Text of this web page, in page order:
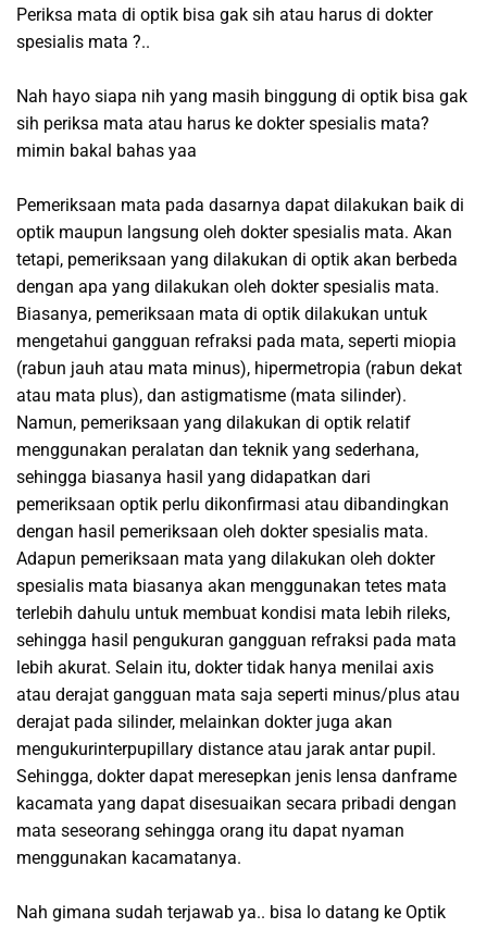
Periksa mata di optik bisa gak sih atau harus di dokter
spesialis mata ?..
Nah hayo siapa nih yang masih binggung di optik bisa gak
sih periksa mata atau harus ke dokter spesialis mata?
mimin bakal bahas yaa
Pemeriksaan mata pada dasarnya dapat dilakukan baik di
optik maupun langsung oleh dokter spesialis mata. Akan
tetapi, pemeriksaan yang dilakukan di optik akan berbeda
dengan apa yang dilakukan oleh dokter spesialis mata.
Biasanya, pemeriksaan mata di optik dilakukan untuk
mengetahui gangguan refraksi pada mata, seperti miopia
(rabun jauh atau mata minus), hipermetropia (rabun dekat
atau mata plus), dan astigmatisme (mata silinder).
Namun, pemeriksaan yang dilakukan di optik relatif
menggunakan peralatan dan teknik yang sederhana,
sehingga biasanya hasil yang didapatkan dari
pemeriksaan optik perlu dikonfirmasi atau dibandingkan
dengan hasil pemeriksaan oleh dokter spesialis mata.
Adapun pemeriksaan mata yang dilakukan oleh dokter
spesialis mata biasanya akan menggunakan tetes mata
terlebih dahulu untuk membuat kondisi mata lebih rileks,
sehingga hasil pengukuran gangguan refraksi pada mata
lebih akurat. Selain itu, dokter tidak hanya menilai axis
atau derajat gangguan mata saja seperti minus/plus atau
derajat pada silinder, melainkan dokter juga akan
mengukurinterpupillary distance atau jarak antar pupil.
Sehingga, dokter dapat meresepkan jenis lensa danframe
kacamata yang dapat disesuaikan secara pribadi dengan
mata seseorang sehingga orang itu dapat nyaman
menggunakan kacamatanya.
Nah gimana sudah terjawab ya.. bisa lo datang ke Optik